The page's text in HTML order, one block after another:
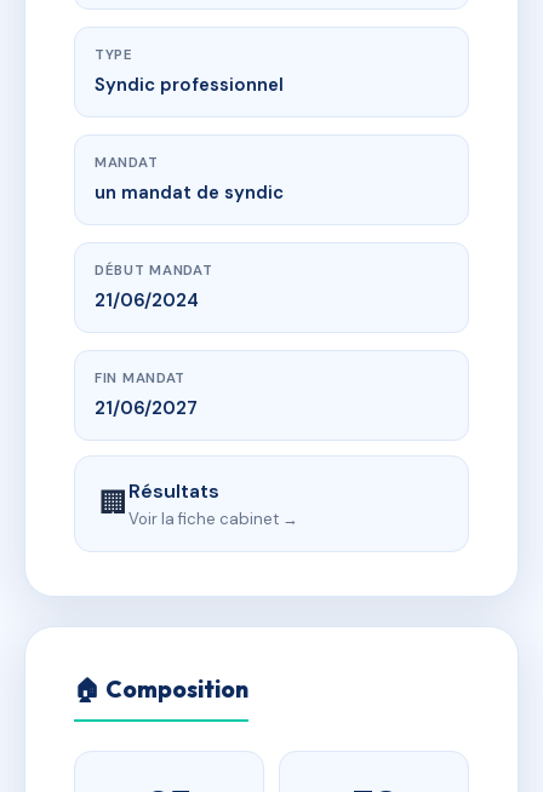
TYPE
Syndic professionnel
MANDAT
un mandat de syndic
DÉBUT MANDAT
21/06/2024
FIN MANDAT
21/06/2027
🏢Résultats
Voir la fiche cabinet →
🏠 Composition